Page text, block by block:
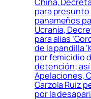
para presunto
panameños
Ucrania,
para alias
de la pandilla
por femicidio
detención; así
Apelaciones,
Garzola Ruiz
por la